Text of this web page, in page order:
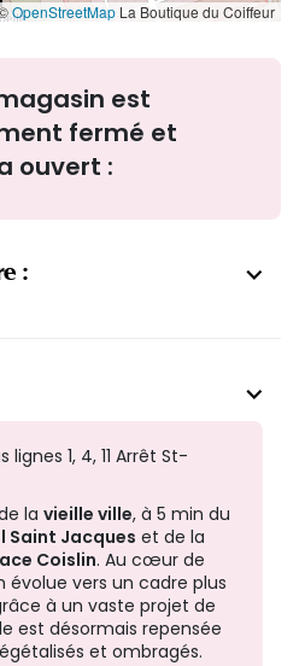
OpenStreetMap La Boutique du Coiffeur
est
fermé et
ouvert :
:
1, 4, 11 Arrêt St-
la vieille ville, à 5 min du
Saint Jacques et de la
Coislin. Au cœur de
évolue vers un cadre plus
à un vaste projet de
est désormais repensée
et ombragés.